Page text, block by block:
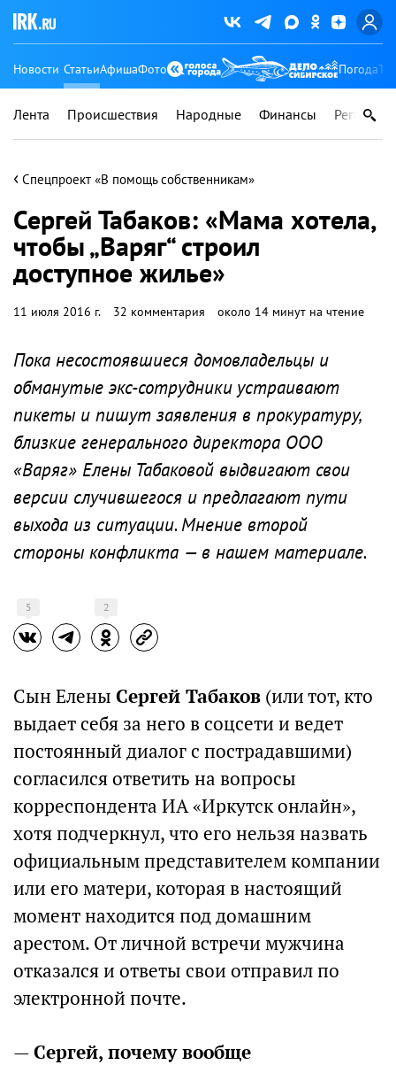
Новости СтатьиАфишаФото Погода
Лента Происшествия Народные Финансы Регионы
‹ Спецпроект «В помощь собственникам»
Сергей Табаков: «Мама хотела,
чтобы „Варяг“ строил
доступное жилье»
11 июля 2016 г. 32 комментария около 14 минут на чтение
Пока несостоявшиеся домовладельцы и
обманутые экс-сотрудники устраивают
пикеты и пишут заявления в прокуратуру,
близкие генерального директора ООО
«Варяг» Елены Табаковой выдвигают свои
версии случившегося и предлагают пути
выхода из ситуации. Мнение второй
стороны конфликта — в нашем материале.
5 2
Сын Елены Сергей Табаков (или тот, кто
выдает себя за него в соцсети и ведет
постоянный диалог с пострадавшими)
согласился ответить на вопросы
корреспондента ИА «Иркутск онлайн»,
хотя подчеркнул, что его нельзя назвать
официальным представителем компании
или его матери, которая в настоящий
момент находится под домашним
арестом. От личной встречи мужчина
отказался и ответы свои отправил по
электронной почте.
—Сергей, почему вообще